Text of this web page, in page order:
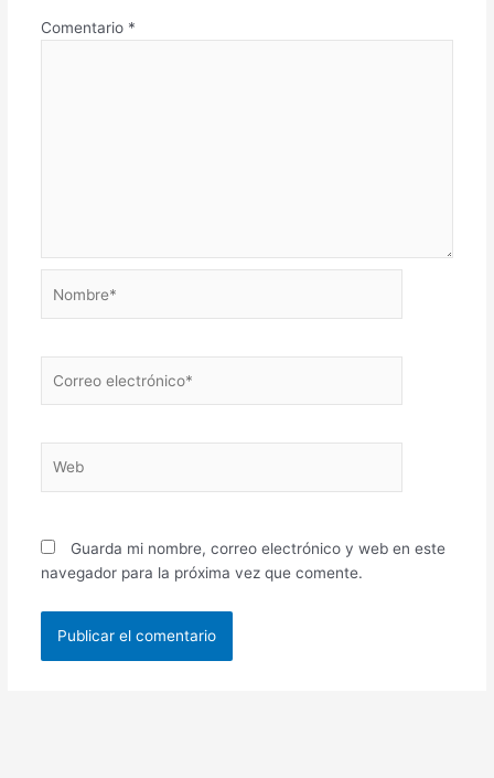
Comentario *
electrónico*
Guarda mi nombre, correo electrónico y web en este
navegador para la próxima vez que comente.